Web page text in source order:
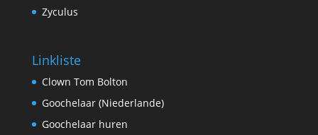
Zyculus
Linkliste
Clown Tom Bolton
Goochelaar (Niederlande)
Goochelaar huren